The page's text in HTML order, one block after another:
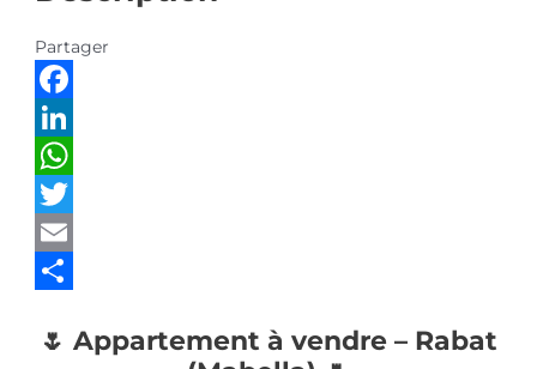
Partager
Facebook
LinkedIn
WhatsApp
Twitter
Email
🌷 Appartement à vendre – Rabat